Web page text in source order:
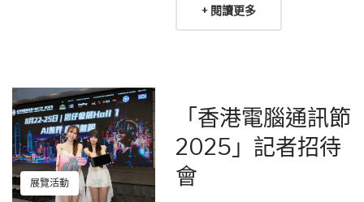
+ 閱讀更多
展覽活動
「香港電腦通訊節
2025」記者招待
會